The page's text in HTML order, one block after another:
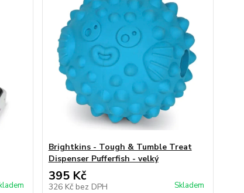
Brightkins - Tough & Tumble Treat
Dispenser Pufferfish - velký
395 Kč
326 Kč bez DPH Skladem